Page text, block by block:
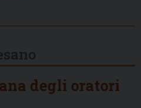
degli oratori